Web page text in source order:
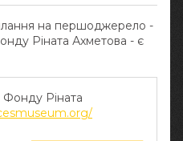
на першоджерело -
Ріната Ахметова - є
Ріната